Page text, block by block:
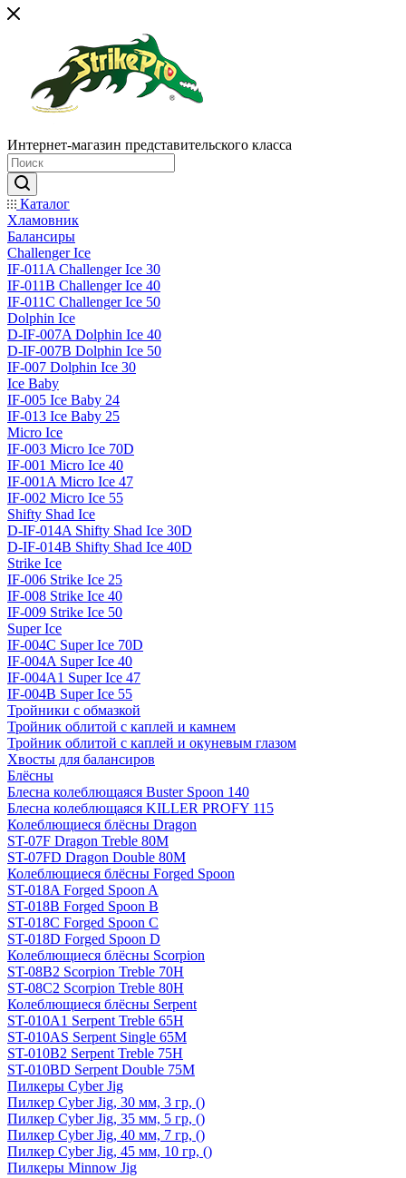
Интернет-магазин представительского класса
Каталог
Хламовник
Балансиры
Challenger Ice
IF-011A Challenger Ice 30
IF-011B Challenger Ice 40
IF-011C Challenger Ice 50
Dolphin Ice
D-IF-007A Dolphin Ice 40
D-IF-007B Dolphin Ice 50
IF-007 Dolphin Ice 30
Ice Baby
IF-005 Ice Baby 24
IF-013 Ice Baby 25
Micro Ice
IF-003 Micro Ice 70D
IF-001 Micro Ice 40
IF-001A Micro Ice 47
IF-002 Micro Ice 55
Shifty Shad Ice
D-IF-014A Shifty Shad Ice 30D
D-IF-014B Shifty Shad Ice 40D
Strike Ice
IF-006 Strike Ice 25
IF-008 Strike Ice 40
IF-009 Strike Ice 50
Super Ice
IF-004C Super Ice 70D
IF-004A Super Ice 40
IF-004A1 Super Ice 47
IF-004B Super Ice 55
Тройники с обмазкой
Тройник облитой с каплей и камнем
Тройник облитой с каплей и окуневым глазом
Хвосты для балансиров
Блёсны
Блесна колеблющаяся Buster Spoon 140
Блесна колеблющаяся KILLER PROFY 115
Колеблющиеся блёсны Dragon
ST-07F Dragon Treble 80M
ST-07FD Dragon Double 80M
Колеблющиеся блёсны Forged Spoon
ST-018A Forged Spoon A
ST-018B Forged Spoon B
ST-018C Forged Spoon C
ST-018D Forged Spoon D
Колеблющиеся блёсны Scorpion
ST-08B2 Scorpion Treble 70H
ST-08C2 Scorpion Treble 80H
Колеблющиеся блёсны Serpent
ST-010A1 Serpent Treble 65H
ST-010AS Serpent Single 65M
ST-010B2 Serpent Treble 75H
ST-010BD Serpent Double 75M
Пилкеры Cyber Jig
Пилкер Cyber Jig, 30 мм, 3 гр, ()
Пилкер Cyber Jig, 35 мм, 5 гр, ()
Пилкер Cyber Jig, 40 мм, 7 гр, ()
Пилкер Cyber Jig, 45 мм, 10 гр, ()
Пилкеры Minnow Jig